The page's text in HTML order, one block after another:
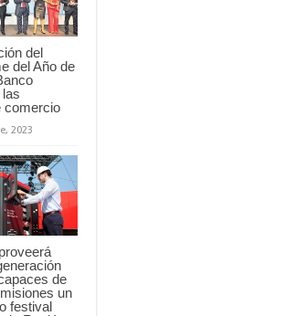
del
del Año de
comercio
2023
de
un
festival